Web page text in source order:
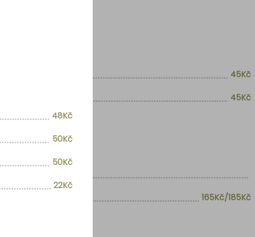
45Kč
45Kč
165Kč/185Kč
48Kč
50Kč
50Kč
22Kč